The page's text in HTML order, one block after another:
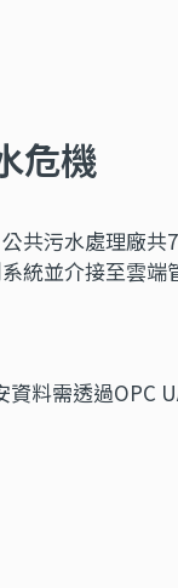
危機
共污水處理廠
統並介接至雲
料需透過OPC